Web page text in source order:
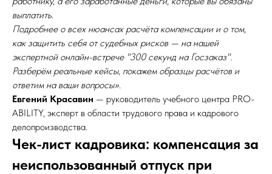
выплатить.
Подробнее о всех нюансах расчёта компенсации и о том,
как защитить себя от судебных рисков — на нашей
экспертной онлайн-встрече "300 секунд на Госзаказ".
Разберём реальные кейсы, покажем образцы расчётов и
ответим на ваши вопросы».
Евгений Красавин — руководитель учебного центра PRO-
ABILITY, эксперт в области трудового права и кадрового
делопроизводства.
Чек-лист кадровика: компенсация за
неиспользованный отпуск при